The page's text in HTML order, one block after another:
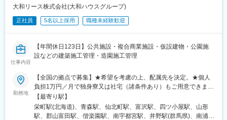
大和リース株式会社(大和ハウスグループ)
正社員 5名以上採用 職種未経験歓迎
仕事内容
【年間休日123日】公共施設・複合商業施設・仮設建物・公園施
設などの建築施工管理・造園施工管理
勤務地
【全国の拠点で募集】★希望を考慮の上、配属先を決定。★個人
負担1万円／月で独身寮又は社宅（諸条件あり）もご用意できま
す。＜転勤＞転勤の可能性あり【本店】東京、大阪【支社】仙
台、横浜、名古屋、福岡【支店】北海道、岩手、秋田、福島水
戸、宇都宮、群馬、さいたま、千葉長野、新潟、富山、金沢、静
【最寄り駅】
栄町駅(北海道)、青森駅、仙北町駅、富沢駅、四ツ小屋駅、山形
駅、郡山富田駅、偕楽園駅、南宇都宮駅、井野駅(群馬県)、南浦和